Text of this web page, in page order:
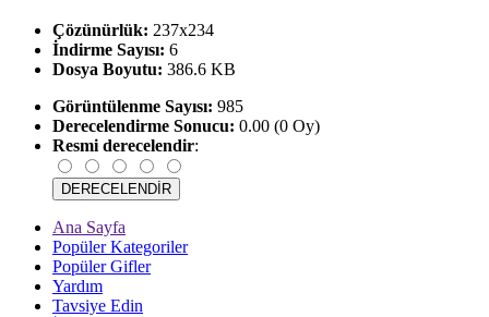
Çözünürlük: 237x234
İndirme Sayısı: 6
Dosya Boyutu: 386.6 KB
Görüntülenme Sayısı: 985
Derecelendirme Sonucu: 0.00 (0 Oy)
Resmi derecelendir:
Ana Sayfa
Popüler Kategoriler
Popüler Gifler
Yardım
Tavsiye Edin